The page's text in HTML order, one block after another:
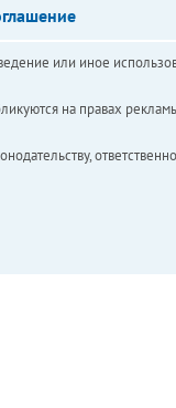
или иное
на правах